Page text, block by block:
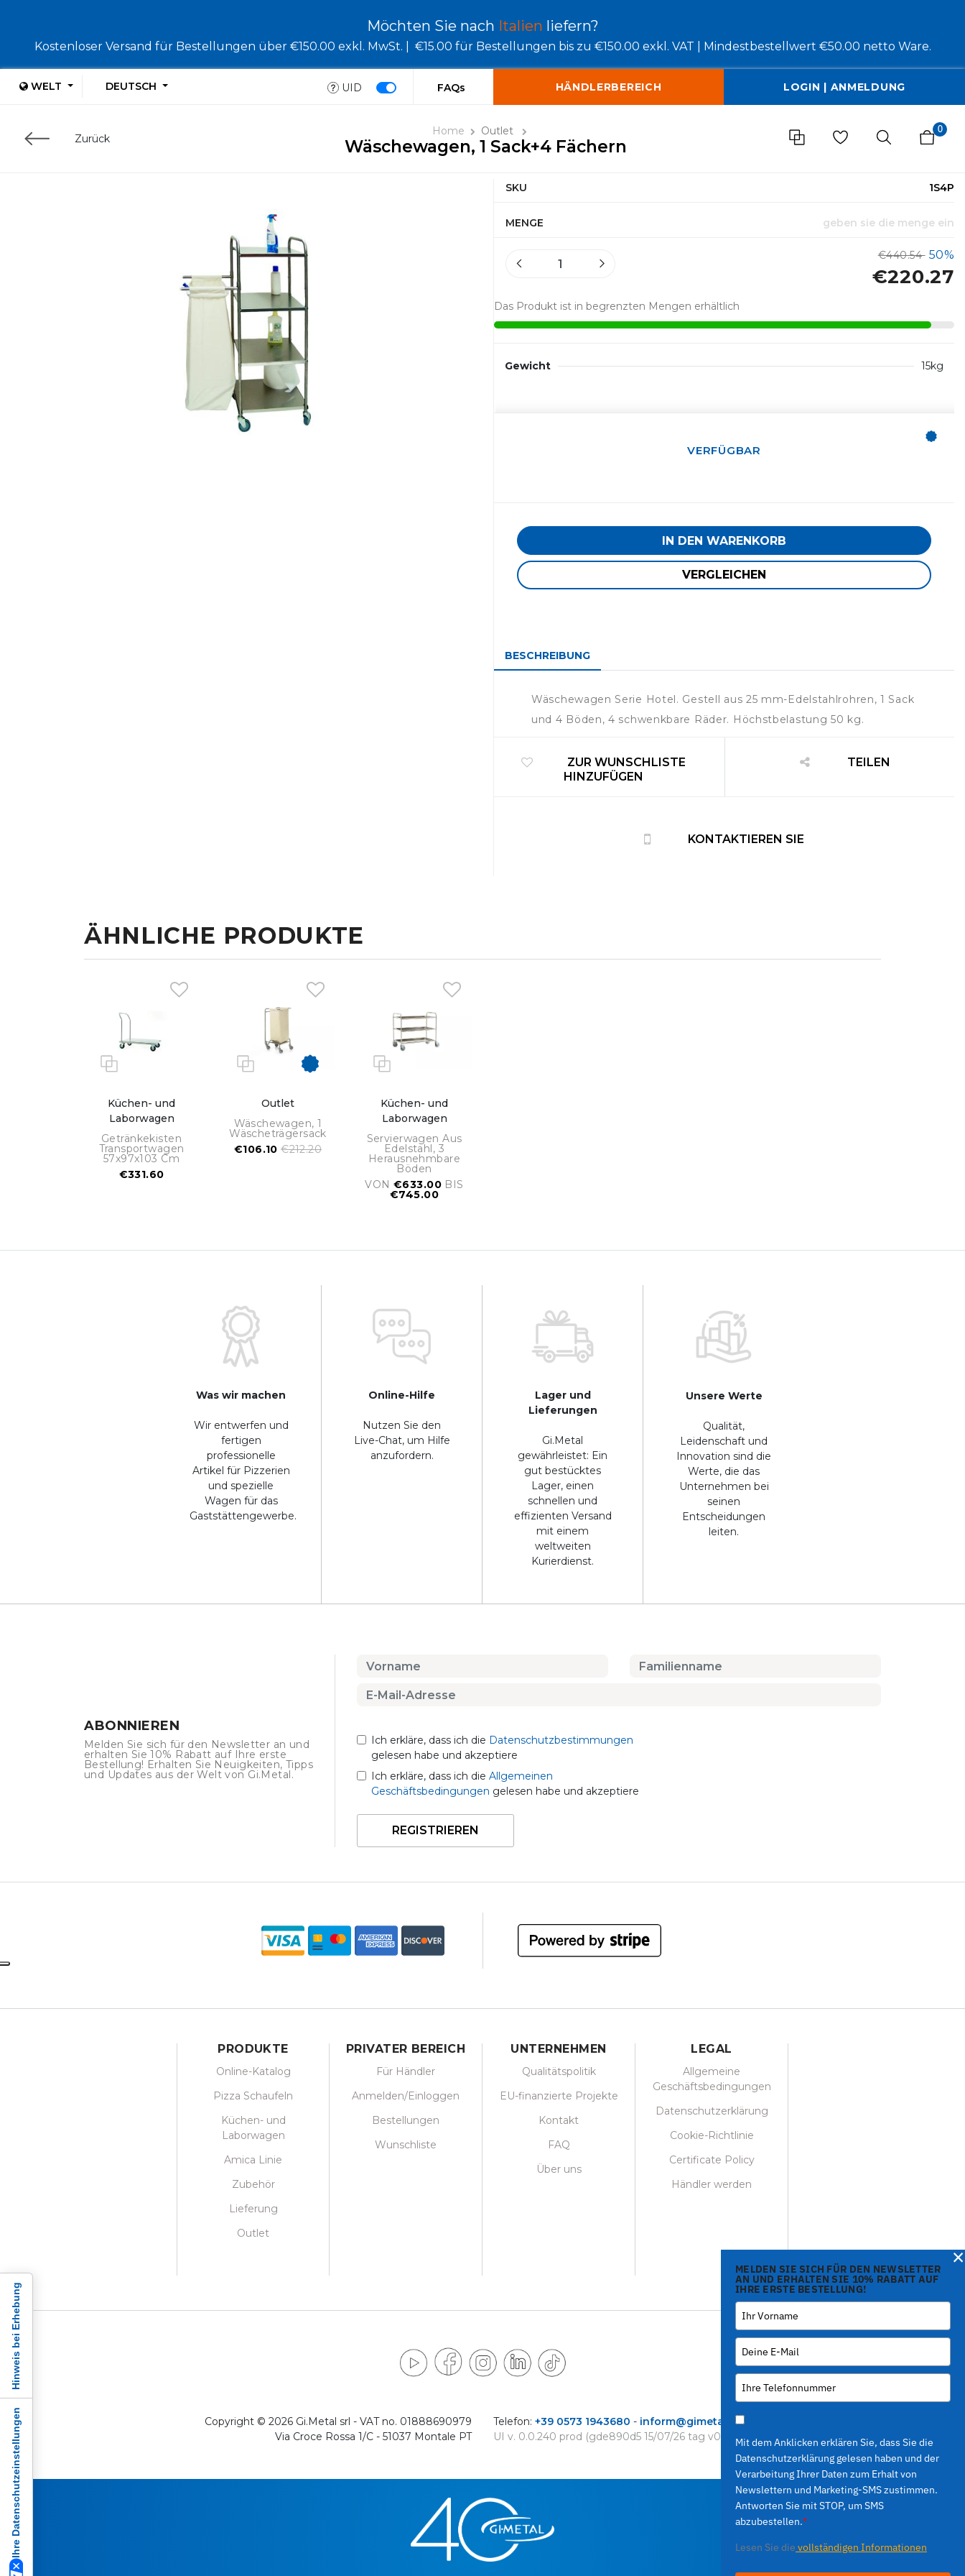
Möchten Sie nach Italien liefern?
Kostenloser Versand für Bestellungen über €150.00 exkl. MwSt. | €15.00 für Bestellungen bis zu €150.00 exkl. VAT | Mindestbestellwert €50.00 netto Ware.
WELT DEUTSCH UID FAQs HÄNDLERBEREICH LOGIN | ANMELDUNG
Zurück
Home Outlet
Wäschewagen, 1 Sack+4 Fächern
0
SKU 1S4P
MENGE geben sie die menge ein
€440.54 50%
€220.27
Das Produkt ist in begrenzten Mengen erhältlich
Gewicht 15kg
VERFÜGBAR
IN DEN WARENKORB
VERGLEICHEN
BESCHREIBUNG
Wäschewagen Serie Hotel. Gestell aus 25 mm-Edelstahlrohren, 1 Sack
und 4 Böden, 4 schwenkbare Räder. Höchstbelastung 50 kg.
ZUR WUNSCHLISTE
HINZUFÜGEN
TEILEN
KONTAKTIEREN SIE
ÄHNLICHE PRODUKTE
Küchen- und
Laborwagen
Getränkekisten
Transportwagen
57x97x103 Cm
€331.60
Outlet
Wäschewagen, 1
Wäscheträgersack
€106.10€212.20
Küchen- und
Laborwagen
Servierwagen Aus
Edelstahl, 3
Herausnehmbare
Böden
VON€633.00 BIS
€745.00
Was wir machen
Wir entwerfen und
fertigen
professionelle
Artikel für Pizzerien
und spezielle
Wagen für das
Gaststättengewerbe.
Online-Hilfe
Nutzen Sie den
Live-Chat, um Hilfe
anzufordern.
Lager und
Lieferungen
Gi.Metal
gewährleistet: Ein
gut bestücktes
Lager, einen
schnellen und
effizienten Versand
mit einem
weltweiten
Kurierdienst.
Unsere Werte
Qualität,
Leidenschaft und
Innovation sind die
Werte, die das
Unternehmen bei
seinen
Entscheidungen
leiten.
ABONNIEREN
Melden Sie sich für den Newsletter an und
erhalten Sie 10% Rabatt auf Ihre erste
Bestellung! Erhalten Sie Neuigkeiten, Tipps
und Updates aus der Welt von Gi.Metal.
Ich erkläre, dass ich die Datenschutzbestimmungen
gelesen habe und akzeptiere
Ich erkläre, dass ich die Allgemeinen
Geschäftsbedingungen gelesen habe und akzeptiere
REGISTRIEREN
PRODUKTE
Online-Katalog
Pizza Schaufeln
Küchen- und
Laborwagen
Amica Linie
Zubehör
Lieferung
Outlet
PRIVATER BEREICH
Für Händler
Anmelden/Einloggen
Bestellungen
Wunschliste
UNTERNEHMEN
Qualitätspolitik
EU-finanzierte Projekte
Kontakt
FAQ
Über uns
LEGAL
Allgemeine
Geschäftsbedingungen
Datenschutzerklärung
Cookie-Richtlinie
Certificate Policy
Händler werden
Copyright © 2026 Gi.Metal srl - VAT no. 01888690979
Via Croce Rossa 1/C - 51037 Montale PT
Telefon: +39 0573 1943680 - inform@gimetal.it
UI v. 0.0.240 prod (gde890d5 15/07/26 tag v0.0.210
Ihre Datenschutzeinstellungen
Hinweis bei Erhebung
MELDEN SIE SICH FÜR DEN NEWSLETTER
AN UND ERHALTEN SIE 10% RABATT AUF
IHRE ERSTE BESTELLUNG!
Mit dem Anklicken erklären Sie, dass Sie die
Datenschutzerklärung gelesen haben und der
Verarbeitung Ihrer Daten zum Erhalt von
Newslettern und Marketing-SMS zustimmen.
Antworten Sie mit STOP, um SMS
abzubestellen.*
Lesen Sie die vollständigen Informationen
×